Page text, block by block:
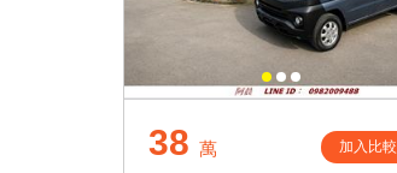
38 萬 加入比較